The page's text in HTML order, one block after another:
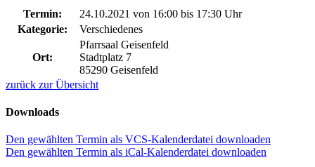
Termin: 24.10.2021 von 16:00 bis 17:30 Uhr
Kategorie:
Verschiedenes
Ort:
Pfarrsaal Geisenfeld
Stadtplatz 7
85290 Geisenfeld
zurück zur Übersicht
Downloads
Den gewählten Termin als VCS-Kalenderdatei downloaden
Den gewählten Termin als iCal-Kalenderdatei downloaden